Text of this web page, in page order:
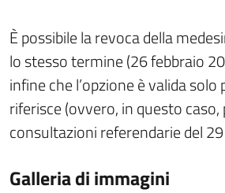
È possibile la revoca della
lo stesso termine (26 febbraio
infine che l’opzione è valida solo
riferisce (ovvero, in questo caso,
consultazioni referendarie del
Galleria di immagini